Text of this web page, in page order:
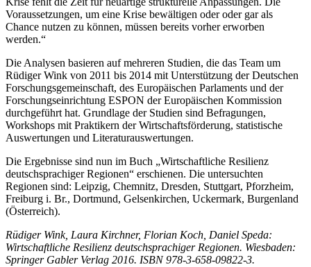
Voraussetzungen, um eine Krise bewältigen oder oder gar als
Chance nutzen zu können, müssen bereits vorher erworben
werden.“
Die Analysen basieren auf mehreren Studien, die das Team um
Rüdiger Wink von 2011 bis 2014 mit Unterstützung der Deutschen
Forschungsgemeinschaft, des Europäischen Parlaments und der
Forschungseinrichtung ESPON der Europäischen Kommission
durchgeführt hat. Grundlage der Studien sind Befragungen,
Workshops mit Praktikern der Wirtschaftsförderung, statistische
Auswertungen und Literaturauswertungen.
Die Ergebnisse sind nun im Buch „Wirtschaftliche Resilienz
deutschsprachiger Regionen“ erschienen. Die untersuchten
Regionen sind: Leipzig, Chemnitz, Dresden, Stuttgart, Pforzheim,
Freiburg i. Br., Dortmund, Gelsenkirchen, Uckermark, Burgenland
(Österreich).
Rüdiger Wink, Laura Kirchner, Florian Koch, Daniel Speda:
Wirtschaftliche Resilienz deutschsprachiger Regionen. Wiesbaden:
Springer Gabler Verlag 2016. ISBN 978-3-658-09822-3.